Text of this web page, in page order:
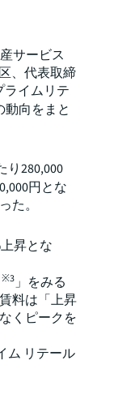
サービス
、代表取締
ライムリテ
動向をまと
り280,000
円とな
た。
昇とな
※3」をみる
料は「上昇
くピークを
ム リテール